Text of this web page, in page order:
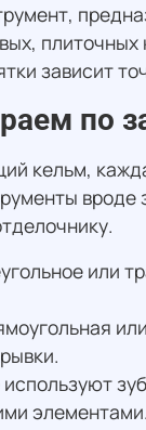
зависит
по
кельм,
или
элементами.